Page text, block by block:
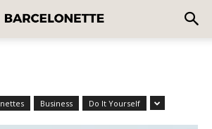
Business Do It Yourself